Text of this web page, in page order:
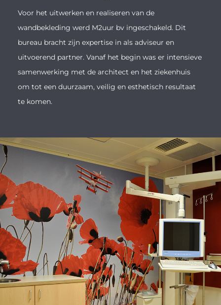
Voor het uitwerken en realiseren van de
wandbekleding werd M2uur bv ingeschakeld. Dit
bureau bracht zijn expertise in als adviseur en
uitvoerend partner. Vanaf het begin was er intensieve
samenwerking met de architect en het ziekenhuis
om tot een duurzaam, veilig en esthetisch resultaat
te komen.